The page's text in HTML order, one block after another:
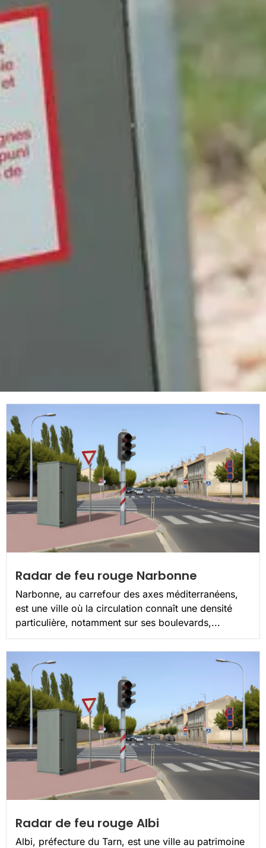
Radar de feu rouge Narbonne
Narbonne, au carrefour des axes méditerranéens,
est une ville où la circulation connaît une densité
particulière, notamment sur ses boulevards,...
Radar de feu rouge Albi
Albi, préfecture du Tarn, est une ville au patrimoine